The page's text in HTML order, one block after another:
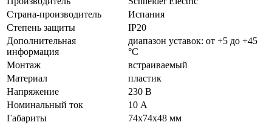
Страна-производитель
Испания
Степень защиты
IP20
Дополнительная
информация
диапазон уставок: от +5 до +45
°C
Монтаж
встраиваемый
Материал
пластик
Напряжение
230 В
Номинальный ток
10 А
Габариты
74x74x48 мм